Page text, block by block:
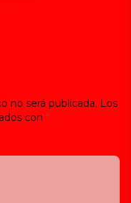
no será publicada. Los
con *